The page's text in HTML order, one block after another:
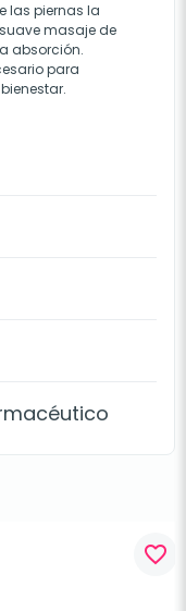
las piernas la
masaje de
absorción.
para
favorite_border